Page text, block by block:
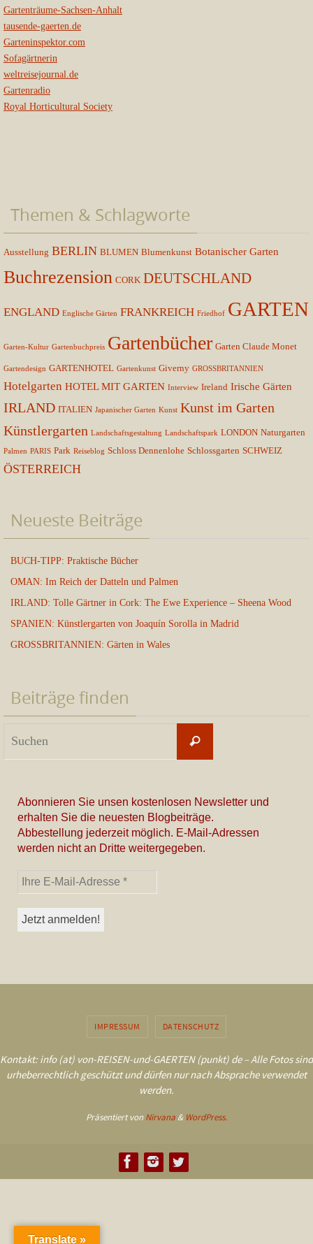
Gartenträume-Sachsen-Anhalt
tausende-gaerten.de
Garteninspektor.com
Sofagärtnerin
weltreisejournal.de
Gartenradio
Royal Horticultural Society
Themen & Schlagworte
Ausstellung BERLIN BLUMEN Blumenkunst Botanischer Garten
Buchrezension CORK DEUTSCHLAND
ENGLAND Englische Gärten FRANKREICH Friedhof GARTEN
Garten-Kultur Gartenbuchpreis Gartenbücher Garten Claude Monet
Gartendesign GARTENHOTEL Gartenkunst Giverny GROSSBRITANNIEN
Hotelgarten HOTEL MIT GARTEN Interview Ireland Irische Gärten
IRLAND ITALIEN Japanischer Garten Kunst Kunst im Garten
Künstlergarten Landschaftsgestaltung Landschaftspark LONDON Naturgarten
Palmen PARIS Park Reiseblog Schloss Dennenlohe Schlossgarten SCHWEIZ
ÖSTERREICH
Neueste Beiträge
BUCH-TIPP: Praktische Bücher
OMAN: Im Reich der Datteln und Palmen
IRLAND: Tolle Gärtner in Cork: The Ewe Experience – Sheena Wood
SPANIEN: Künstlergarten von Joaquín Sorolla in Madrid
GROSSBRITANNIEN: Gärten in Wales
Beiträge finden
Suchen
Abonnieren Sie unsen kostenlosen Newsletter und
erhalten Sie die neuesten Blogbeiträge.
Abbestellung jederzeit möglich. E-Mail-Adressen
werden nicht an Dritte weitergegeben.
IMPRESSUM DATENSCHUTZ
Kontakt: info (at) von-REISEN-und-GAERTEN (punkt) de – Alle Fotos sind
urheberrechtlich geschützt und dürfen nur nach Absprache verwendet
werden.
Präsentiert vonNirvana & WordPress.
Translate »